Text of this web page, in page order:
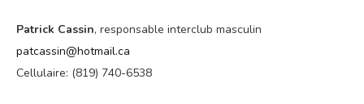
Patrick Cassin, responsable interclub masculin
patcassin@hotmail.ca
Cellulaire: (819) 740-6538